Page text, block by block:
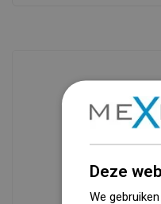
Een modern
oppervlakte
dan 68.000
dan 1500.000
Deze
We